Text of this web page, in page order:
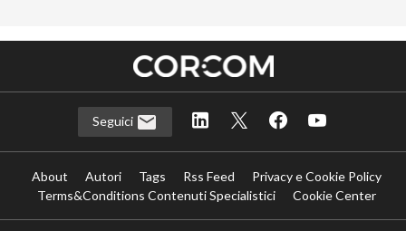
Seguici
About Autori Tags Rss Feed
Privacy e Cookie Policy
Terms&Conditions Contenuti Specialistici
Cookie Center